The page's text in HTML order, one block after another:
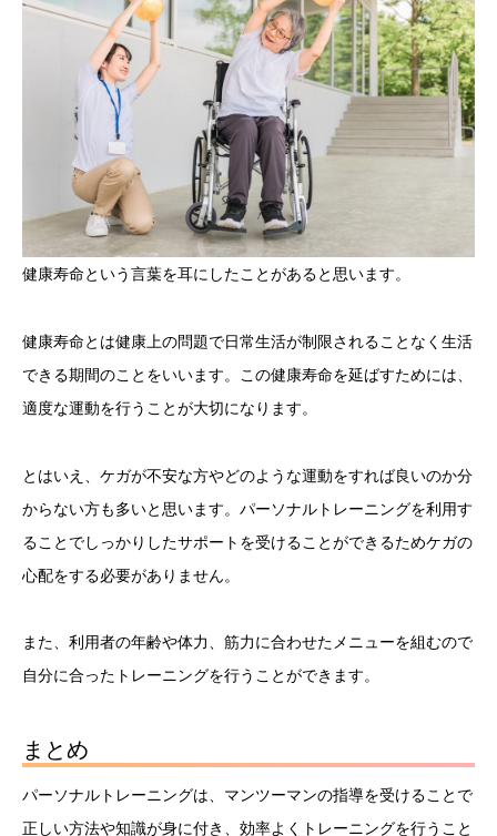
健康寿命という言葉を耳にしたことがあると思います。
健康寿命とは健康上の問題で日常生活が制限されることなく生活
できる期間のことをいいます。この健康寿命を延ばすためには、
適度な運動を行うことが大切になります。
とはいえ、ケガが不安な方やどのような運動をすれば良いのか分
からない方も多いと思います。パーソナルトレーニングを利用す
ることでしっかりしたサポートを受けることができるためケガの
心配をする必要がありません。
また、利用者の年齢や体力、筋力に合わせたメニューを組むので
自分に合ったトレーニングを行うことができます。
まとめ
パーソナルトレーニングは、マンツーマンの指導を受けることで
正しい方法や知識が身に付き、効率よくトレーニングを行うこと